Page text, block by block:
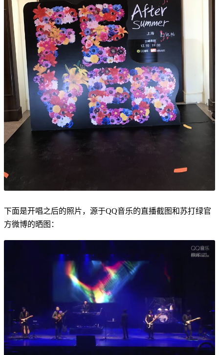
下面是开唱之后的照片，源于QQ音乐的直播截图和苏打绿官
方微博的晒图：